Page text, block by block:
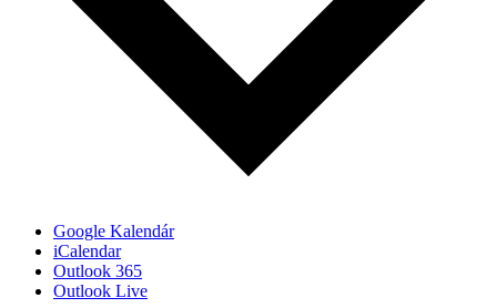
Google Kalendár
iCalendar
Outlook 365
Outlook Live